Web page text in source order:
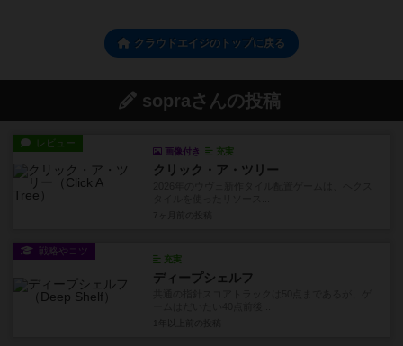
クラウドエイジのトップに戻る
sopraさんの投稿
レビュー
画像付き 充実
クリック・ア・ツリー
戦略やコツ
充実
ディープシェルフ